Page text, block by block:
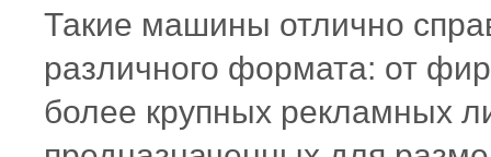
Такие машины отлично
различного формата: от
более крупных рекламных